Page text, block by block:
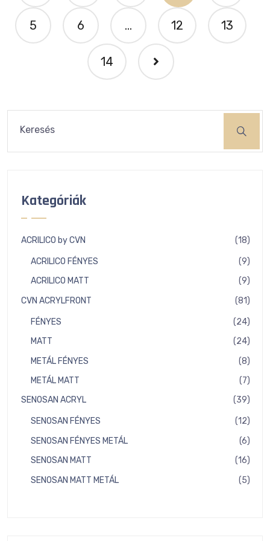
5 6 ... 12 13
14
Keresés
Kategóriák
ACRILICO by CVN 1818
ACRILICO FÉNYES 99
ACRILICO MATT 99
CVN ACRYLFRONT 8181
FÉNYES 2424
MATT 2424
METÁL FÉNYES 88
METÁL MATT 77
SENOSAN ACRYL 3939
SENOSAN FÉNYES 1212
SENOSAN FÉNYES METÁL 66
SENOSAN MATT 1616
SENOSAN MATT METÁL 55